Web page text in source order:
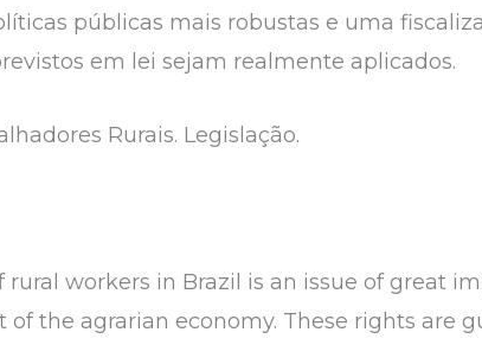
públicas mais robustas e uma
em lei sejam realmente aplicados.
Rurais. Legislação.
workers in Brazil is an issue of great
the agrarian economy. These rights are